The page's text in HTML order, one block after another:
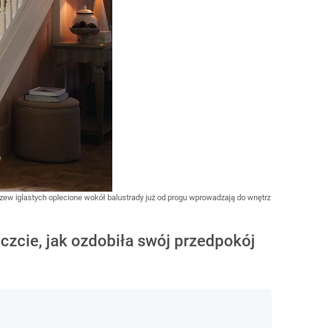
iglastych oplecione wokół balustrady już od progu wprowadzają do wnętrz
jak ozdobiła swój przedpokój